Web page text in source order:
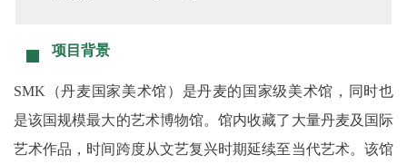
项目背景
SMK（丹麦国家美术馆）是丹麦的国家级美术馆，同时也
是该国规模最大的艺术博物馆。馆内收藏了大量丹麦及国际
艺术作品，时间跨度从文艺复兴时期延续至当代艺术。该馆